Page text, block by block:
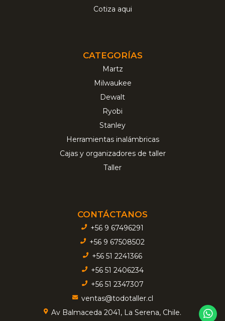
Cotiza aqui
CATEGORÍAS
Martz
Milwaukee
Dewalt
Ryobi
Stanley
Herramientas inalámbricas
Cajas y organizadores de taller
Taller
CONTÁCTANOS
+56 9 67496291
+56 9 67508502
+56 51 2241366
+56 51 2406234
+56 51 2347307
ventas@todotaller.cl
Av Balmaceda 2041, La Serena, Chile.